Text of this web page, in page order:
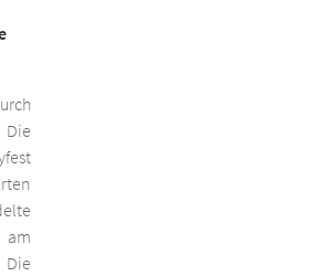
Die
am